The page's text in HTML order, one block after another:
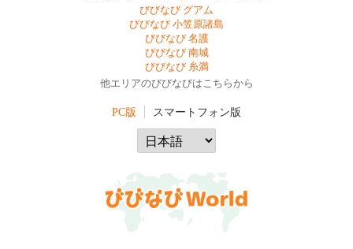
びびなび グアム
びびなび 小笠原諸島
びびなび 名護
びびなび 南城
びびなび 糸満
他エリアのびびなびはこちらから
PC版 スマートフォン版